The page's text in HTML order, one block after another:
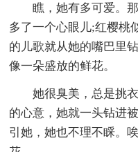
瞧，她有多可爱。那
多了一个心眼儿;红樱桃
的儿歌就从她的嘴巴里
像一朵盛放的鲜花。
她很臭美，总是挑衣
的心意，她就一头钻进
引她，她也不理不睬。